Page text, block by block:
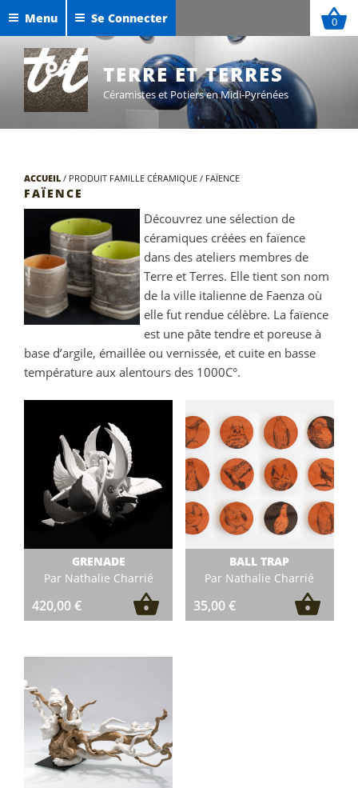
contenu
principal
Céramiques de Maxime Defer
Exposition Sigillées 2025TERRE ET TERRES
Céramistes et Potiers en Midi-Pyrénées
Menu Se Connecter
ACCUEIL / PRODUIT FAMILLE CÉRAMIQUE / FAÏENCE
FAÏENCE
Découvrez une sélection de
céramiques créées en faïence
dans des ateliers membres de
Terre et Terres. Elle tient son nom
de la ville italienne de Faenza où
elle fut rendue célèbre. La faïence
est une pâte tendre et poreuse à
base d’argile, émaillée ou vernissée, et cuite en basse
température aux alentours des 1000C°.
GRENADE
Par Nathalie Charrié
420,00€
BALL TRAP
Par Nathalie Charrié
35,00€
0